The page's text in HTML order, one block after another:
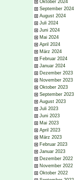
Oktober 2024
September 2024
August 2024
Juli 2024
Juni 2024
Mai 2024
April 2024
März 2024
Februar 2024
Januar 2024
Dezember 2023
November 2023
Oktober 2023
September 2023
August 2023
Juli 2023
Juni 2023
Mai 2023
April 2023
März 2023
Februar 2023
Januar 2023
Dezember 2022
November 2022
Oktober 2022